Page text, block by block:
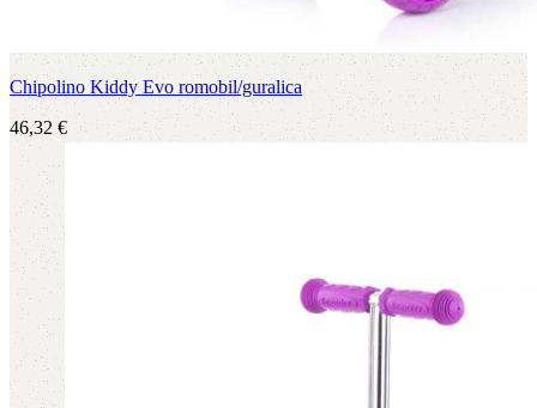
Chipolino Kiddy Evo romobil/guralica
46,32 €